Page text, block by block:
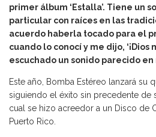
primer álbum ‘Estalla’. Tiene un
particular con raíces en las
acuerdo haberla tocado para el
cuando lo conocí y me dijo, ‘¡Dios
escuchado un sonido parecido
Este año, Bomba Estéreo lanzará su
siguiendo el éxito sin precedente de
cual se hizo acreedor a un Disco de
Puerto Rico.